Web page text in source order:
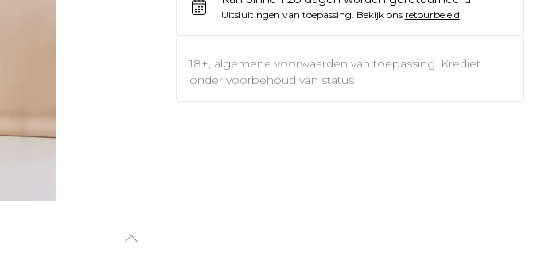
Uitsluitingen van toepassing. Bekijk ons retourbeleid
18+, algemene voorwaarden van toepassing. Krediet
onder voorbehoud van status